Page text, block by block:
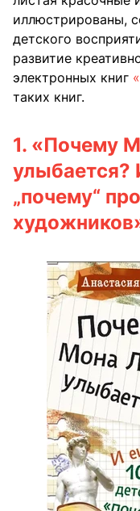
иллюстрированы,
детского
развитие
электронных книг
таких книг.
1. «Почему
улыбается?
„почему“